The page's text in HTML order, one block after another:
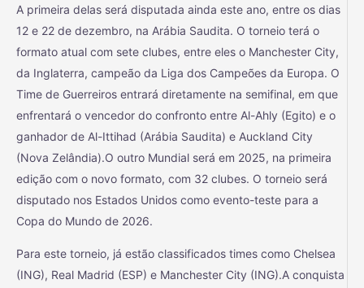
A primeira delas será disputada ainda este ano, entre os dias
12 e 22 de dezembro, na Arábia Saudita. O torneio terá o
formato atual com sete clubes, entre eles o Manchester City,
da Inglaterra, campeão da Liga dos Campeões da Europa. O
Time de Guerreiros entrará diretamente na semifinal, em que
enfrentará o vencedor do confronto entre Al-Ahly (Egito) e o
ganhador de Al-Ittihad (Arábia Saudita) e Auckland City
(Nova Zelândia).O outro Mundial será em 2025, na primeira
edição com o novo formato, com 32 clubes. O torneio será
disputado nos Estados Unidos como evento-teste para a
Copa do Mundo de 2026.
Para este torneio, já estão classificados times como Chelsea
(ING), Real Madrid (ESP) e Manchester City (ING).A conquista